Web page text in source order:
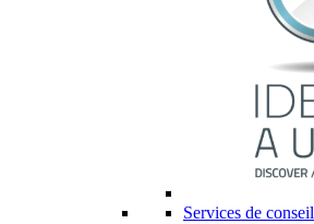
Services de conseil